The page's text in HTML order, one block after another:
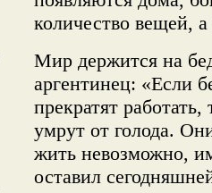
количество вещей, а
Мир держится на
аргентинец: «Если
прекратят
умрут от голода.
жить невозможно,
оставил